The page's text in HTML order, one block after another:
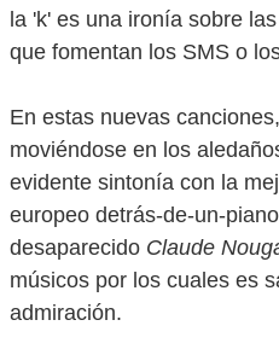
la 'k' es una ironía sobre
que fomentan los SMS o
En estas nuevas
moviéndose en los
evidente sintonía con la
europeo detrás-de-un-
desaparecido Claude
músicos por los cuales es
admiración.